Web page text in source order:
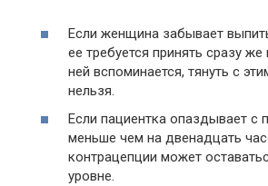
Если женщина забывает
ее требуется принять сразу же
ней вспоминается, тянуть с
нельзя.
Если пациентка опаздывает с
меньше чем на двенадцать
контрацепции может
уровне.